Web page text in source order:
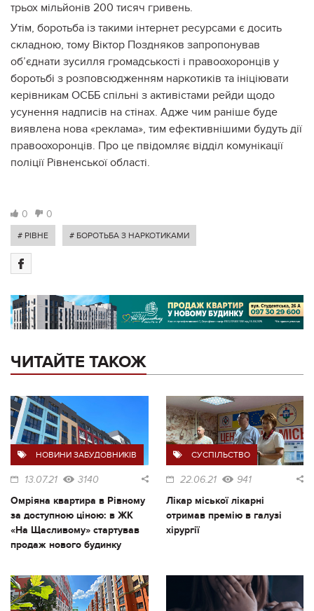
трьох мільйонів 200 тисяч гривень.
Утім, боротьба із такими інтернет ресурсами є досить
складною, тому Віктор Поздняков запропонував
об’єднати зусилля громадськості і правоохоронців у
боротьбі з розповсюдженням наркотиків та ініціювати
керівникам ОСББ спільні з активістами рейди щодо
усунення надписів на стінах. Адже чим раніше буде
виявлена нова «реклама», тим ефективнішими будуть дії
правоохоронців. Про це пвідомляє відділ комунікації
поліції Рівненської області.
0 0
# РІВНЕ # БОРОТЬБА З НАРКОТИКАМИ
ЧИТАЙТЕ ТАКОЖ
НОВИНИ ЗАБУДОВНИКІВ
13.07.21 3140
Омріяна квартира в Рівному
за доступною ціною: в ЖК
«На Щасливому» стартував
продаж нового будинку
СУСПІЛЬСТВО
22.06.21 941
Лікар міської лікарні
отримав премію в галузі
хірургії